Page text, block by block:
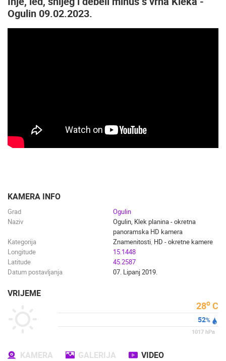
Ogulin 09.02.2023.
KAMERA INFO
Grad
Ogulin
Naziv
Ogulin, Klek planina - okretna
panoramska HD kamera
Kategorija
Znamenitosti, HD - okretne kamere
Longitude
15.1448
Latitude
45.2587
Datum postavljanja
07. Lipanj 2019.
VRIJEME
28o C
52%
1017 hPa
KAMERA GALERIJA VIDEO